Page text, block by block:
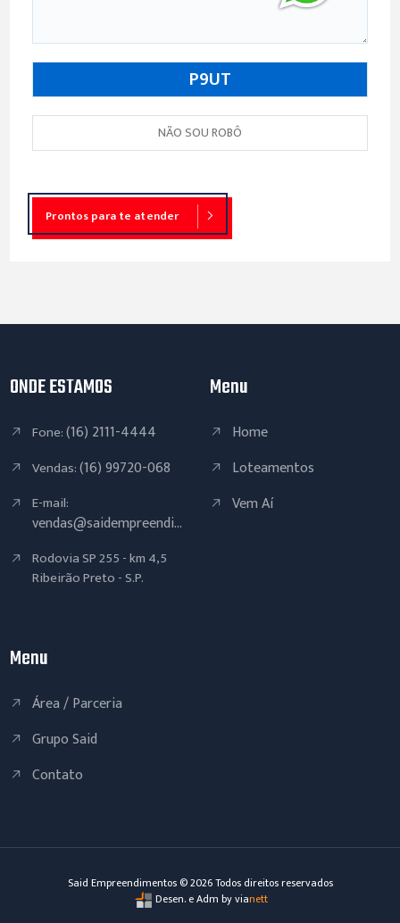
Prontos para te atender
ONDE ESTAMOS
Fone:(16) 2111-4444
Vendas:(16) 99720-068
E-mail:
vendas@saidempreendi...
Rodovia SP 255 - km 4,5
Ribeirão Preto - S.P.
Menu
Home
Loteamentos
Vem Aí
Menu
Área / Parceria
Grupo Said
Contato
Said Empreendimentos ©2026Todos direitos reservados
Desen. e Adm by vianett